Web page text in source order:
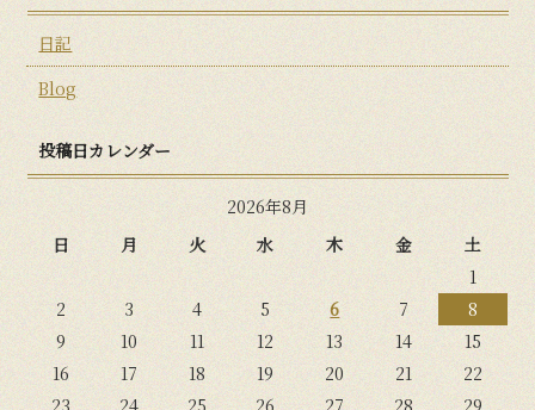
日記
Blog
投稿日カレンダー
2026年8月
日
月 火 水 木 金
土
1
2
3 4 5 6 7
8
9
10 11 12 13 14
15
16
17 18 19 20 21
22
23
24 25 26 27 28 29